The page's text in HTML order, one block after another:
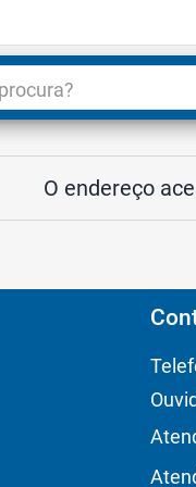
O endereço